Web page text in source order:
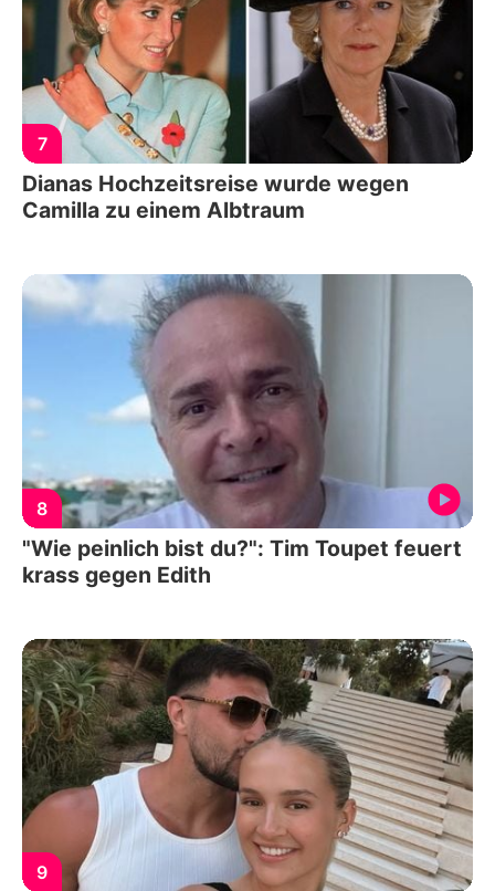
7
Dianas Hochzeitsreise wurde wegen
Camilla zu einem Albtraum
8
"Wie peinlich bist du?": Tim Toupet feuert
krass gegen Edith
9